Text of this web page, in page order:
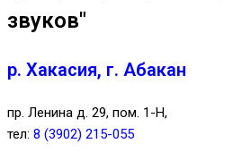
звуков"
р. Хакасия, г. Абакан
пр. Ленина д. 29, пом. 1-Н,
тел: 8 (3902) 215-055